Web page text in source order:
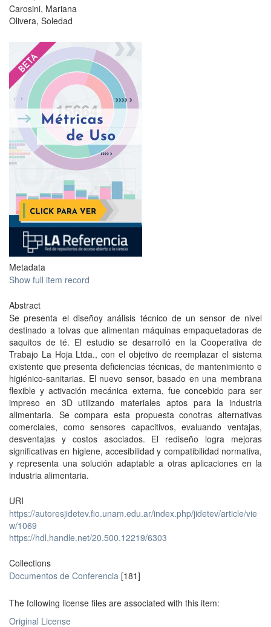
Carosini, Mariana
Olivera, Soledad
?
Metadata
Show full item record
Abstract
Se presenta el diseñoy análisis técnico de un sensor de nivel
destinado a tolvas que alimentan máquinas empaquetadoras de
saquitos de té. El estudio se desarrolló en la Cooperativa de
Trabajo La Hoja Ltda., con el objetivo de reemplazar el sistema
existente que presenta deficiencias técnicas, de mantenimiento e
higiénico-sanitarias. El nuevo sensor, basado en una membrana
flexible y activación mecánica externa, fue concebido para ser
impreso en 3D utilizando materiales aptos para la industria
alimentaria. Se compara esta propuesta conotras alternativas
comerciales, como sensores capacitivos, evaluando ventajas,
desventajas y costos asociados. El rediseño logra mejoras
significativas en higiene, accesibilidad y compatibilidad normativa,
y representa una solución adaptable a otras aplicaciones en la
industria alimentaria.
URI
https://autoresjidetev.fio.unam.edu.ar/index.php/jidetev/article/vie
w/1069
https://hdl.handle.net/20.500.12219/6303
Collections
Documentos de Conferencia [181]
The following license files are associated with this item:
Original License